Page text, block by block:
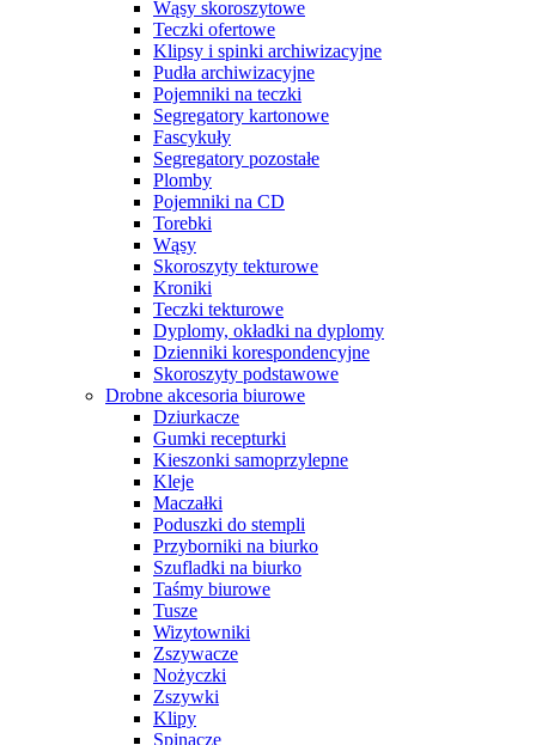
Wąsy skoroszytowe
Teczki ofertowe
Klipsy i spinki archiwizacyjne
Pudła archiwizacyjne
Pojemniki na teczki
Segregatory kartonowe
Fascykuły
Segregatory pozostałe
Plomby
Pojemniki na CD
Torebki
Wąsy
Skoroszyty tekturowe
Kroniki
Teczki tekturowe
Dyplomy, okładki na dyplomy
Dzienniki korespondencyjne
Skoroszyty podstawowe
Drobne akcesoria biurowe
Dziurkacze
Gumki recepturki
Kieszonki samoprzylepne
Kleje
Maczałki
Poduszki do stempli
Przyborniki na biurko
Szufladki na biurko
Taśmy biurowe
Tusze
Wizytowniki
Zszywacze
Nożyczki
Zszywki
Klipy
Spinacze